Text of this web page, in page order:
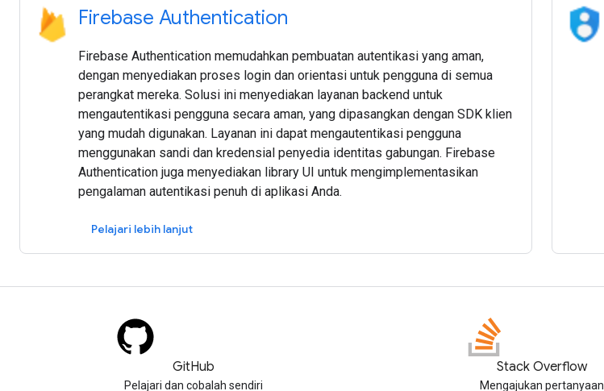
Firebase Authentication
Firebase Authentication memudahkan pembuatan autentikasi yang aman,
dengan menyediakan proses login dan orientasi untuk pengguna di semua
perangkat mereka. Solusi ini menyediakan layanan backend untuk
mengautentikasi pengguna secara aman, yang dipasangkan dengan SDK klien
yang mudah digunakan. Layanan ini dapat mengautentikasi pengguna
menggunakan sandi dan kredensial penyedia identitas gabungan. Firebase
Authentication juga menyediakan library UI untuk mengimplementasikan
pengalaman autentikasi penuh di aplikasi Anda.
Pelajari lebih lanjut
GitHub
Pelajari dan cobalah sendiri
Stack Overflow
Mengajukan pertanyaan